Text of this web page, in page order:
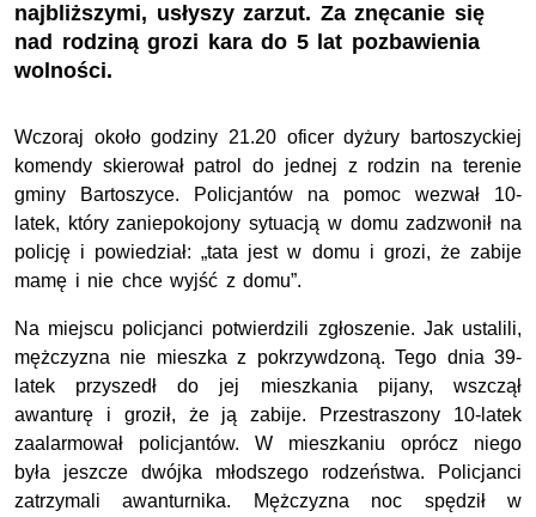
najbliższymi, usłyszy zarzut. Za znęcanie się
nad rodziną grozi kara do 5 lat pozbawienia
wolności.
Wczoraj około godziny 21.20 oficer dyżury bartoszyckiej
komendy skierował patrol do jednej z rodzin na terenie
gminy Bartoszyce. Policjantów na pomoc wezwał 10-
latek, który zaniepokojony sytuacją w domu zadzwonił na
policję i powiedział: „tata jest w domu i grozi, że zabije
mamę i nie chce wyjść z domu”.
Na miejscu policjanci potwierdzili zgłoszenie. Jak ustalili,
mężczyzna nie mieszka z pokrzywdzoną. Tego dnia 39-
latek przyszedł do jej mieszkania pijany, wszczął
awanturę i groził, że ją zabije. Przestraszony 10-latek
zaalarmował policjantów. W mieszkaniu oprócz niego
była jeszcze dwójka młodszego rodzeństwa. Policjanci
zatrzymali awanturnika. Mężczyzna noc spędził w